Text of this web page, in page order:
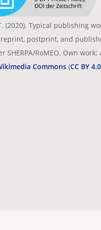
(2020). Typical publishing
postprint, and
SHERPA/RoMEO. Own
Commons (CC BY